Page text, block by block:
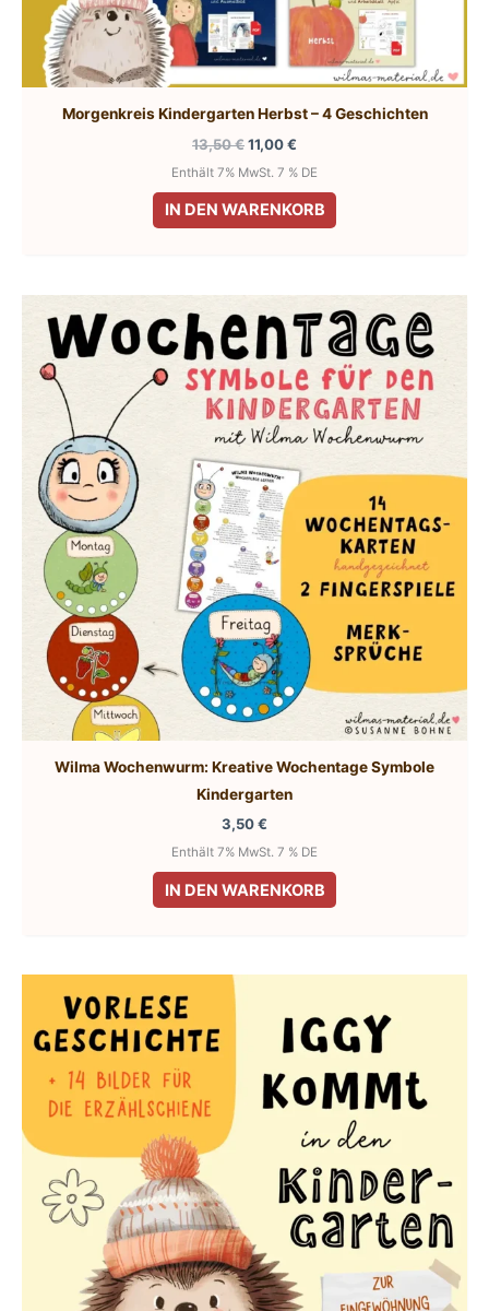
Morgenkreis Kindergarten Herbst – 4 Geschichten
13,50€Ursprünglicher
war:
13,50 €
11,00€
ist:
11,00 €.
Enthält 7% MwSt. 7 % DE
IN DEN WARENKORB
Wilma Wochenwurm: Kreative Wochentage Symbole
Kindergarten
3,50€
Enthält 7% MwSt. 7 % DE
IN DEN WARENKORB